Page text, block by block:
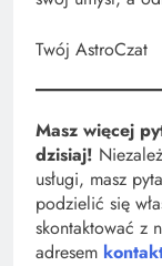
Twój AstroCzat
Masz więcej
dzisiaj!
usługi, masz
podzielić się
skontaktować z
adresem